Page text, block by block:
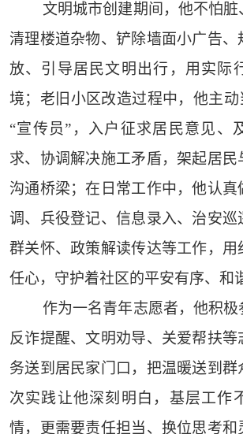
文明城市创建期间，他不怕
清理楼道杂物、铲除墙面小广告、
放、引导居民文明出行，用实际
境；老旧小区改造过程中，他主动
“宣传员”，入户征求居民意见、
求、协调解决施工矛盾，架起居民
沟通桥梁；在日常工作中，他认真
调、兵役登记、信息录入、治安巡
群关怀、政策解读传达等工作，用
任心，守护着社区的平安有序、和
作为一名青年志愿者，他积极
反诈提醒、文明劝导、关爱帮扶等
务送到居民家门口，把温暖送到群
次实践让他深刻明白，基层工作
情，更需要责任担当、换位思考和